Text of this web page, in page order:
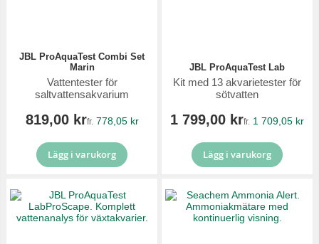
JBL ProAquaTest Combi Set
Marin
Vattentester för
saltvattensakvarium
819,00 krfr. 778,05 kr
Lägg i varukorg
JBL ProAquaTest Lab
Kit med 13 akvarietester för
sötvatten
1 799,00 krfr. 1 709,05 kr
Lägg i varukorg